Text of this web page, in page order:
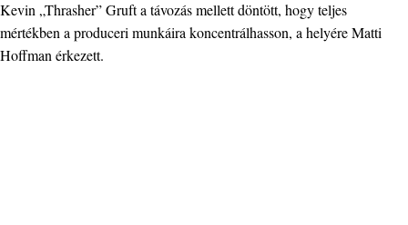
Kevin „Thrasher” Gruft a távozás mellett döntött, hogy teljes
mértékben a produceri munkáira koncentrálhasson, a helyére Matti
Hoffman érkezett.